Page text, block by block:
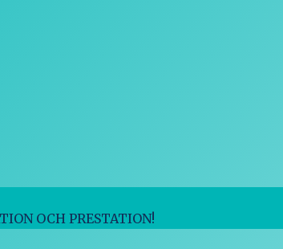
OCH PRESTATION!